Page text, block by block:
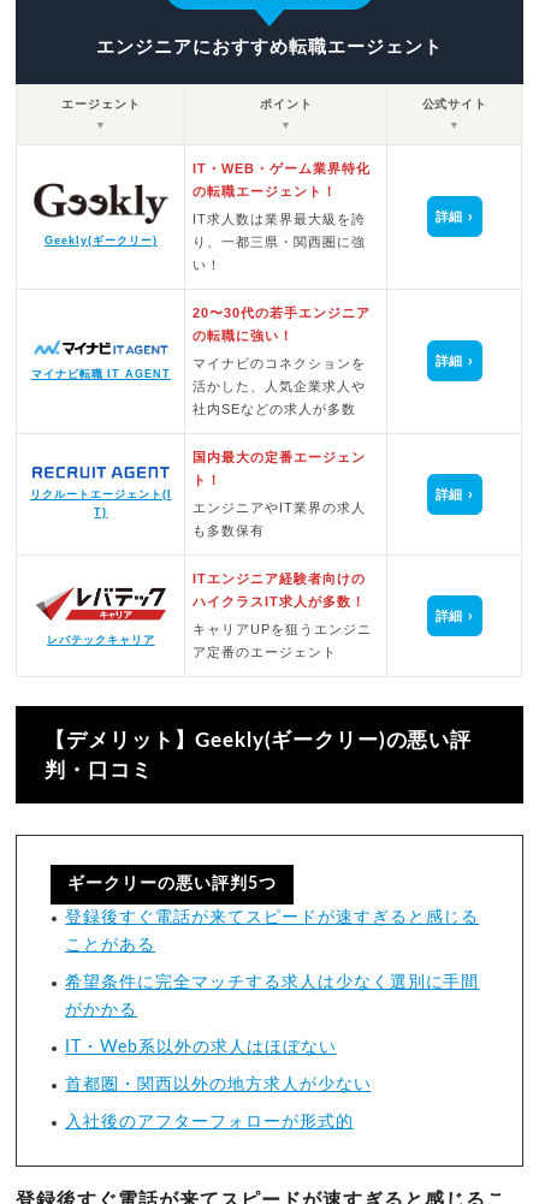
エンジニアにおすすめ転職エージェント
エージェント
▼
ポイント
▼
公式サイト
▼
Geekly(ギークリー)
IT・WEB・ゲーム業界特化
の転職エージェント！
IT求人数は業界最大級を誇
り、一都三県・関西圏に強
い！
詳細
マイナビ転職 IT AGENT
20〜30代の若手エンジニア
の転職に強い！
マイナビのコネクションを
活かした、人気企業求人や
社内SEなどの求人が多数
詳細
リクルートエージェント(I
T)
国内最大の定番エージェン
ト！
エンジニアやIT業界の求人
も多数保有
詳細
レバテックキャリア
ITエンジニア経験者向けの
ハイクラスIT求人が多数！
キャリアUPを狙うエンジニ
ア定番のエージェント
詳細
【デメリット】Geekly(ギークリー)の悪い評
判・口コミ
ギークリーの悪い評判5つ
登録後すぐ電話が来てスピードが速すぎると感じる
ことがある
希望条件に完全マッチする求人は少なく選別に手間
がかかる
IT・Web系以外の求人はほぼない
首都圏・関西以外の地方求人が少ない
入社後のアフターフォローが形式的